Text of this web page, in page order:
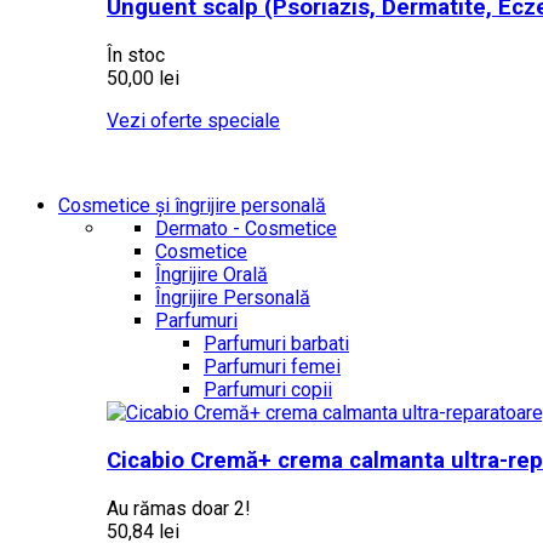
Unguent scalp (Psoriazis, Dermatite,
În stoc
50,00 lei
Vezi oferte speciale
Cosmetice și îngrijire personală
Dermato - Cosmetice
Cosmetice
Îngrijire Orală
Îngrijire Personală
Parfumuri
Parfumuri barbati
Parfumuri femei
Parfumuri copii
Cicabio Cremă+ crema calmanta ultra-
Au rămas doar 2!
50,84 lei